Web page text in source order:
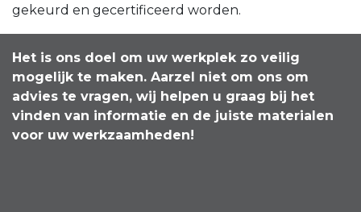
gekeurd en gecertificeerd worden.
Het is ons doel om uw werkplek zo veilig
mogelijk te maken. Aarzel niet om ons om
advies te vragen, wij helpen u graag bij het
vinden van informatie en de juiste materialen
voor uw werkzaamheden!